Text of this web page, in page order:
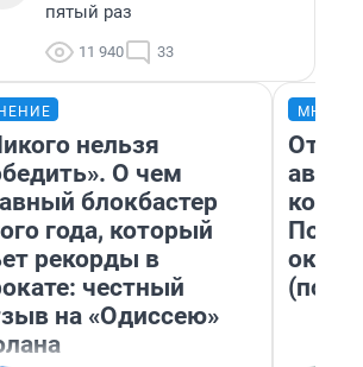
пятый раз
11 940 33
нельзя
О чем
блокбастер
года, который
рекорды в
честный
на «Одиссею»
От